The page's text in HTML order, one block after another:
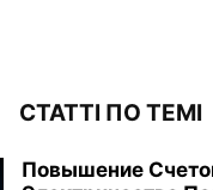
СТАТТІ ПО ТЕМІ
Повышение